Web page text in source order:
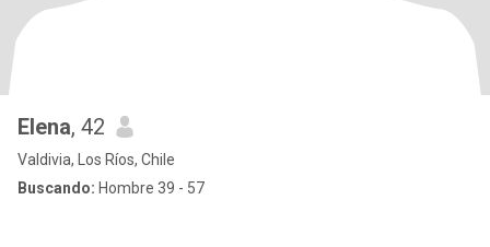
Elena, 42
Valdivia, Los Ríos, Chile
Buscando: Hombre 39 - 57